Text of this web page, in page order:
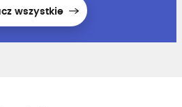
wszystkie